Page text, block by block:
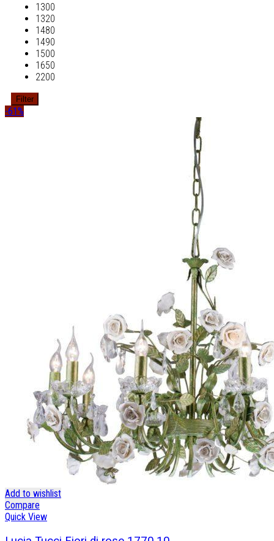
1300
1320
1480
1490
1500
1650
2200
Filter
-61%
Add to wishlist
Compare
Quick View